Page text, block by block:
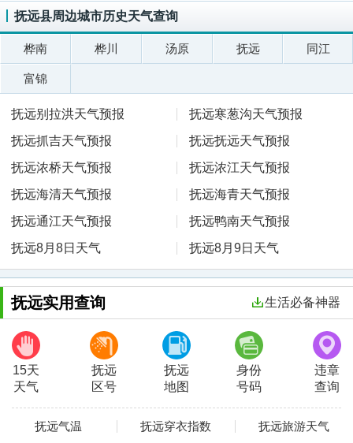
抚远县周边城市历史天气查询
桦南 桦川 汤原 抚远 同江
富锦
抚远别拉洪天气预报
抚远寒葱沟天气预报
抚远抓吉天气预报
抚远抚远天气预报
抚远浓桥天气预报
抚远浓江天气预报
抚远海清天气预报
抚远海青天气预报
抚远通江天气预报
抚远鸭南天气预报
抚远8月8日天气
抚远8月9日天气
抚远实用查询 生活必备神器
15天
天气
抚远
区号
抚远
地图
身份
号码
违章
查询
抚远气温 抚远穿衣指数 抚远旅游天气